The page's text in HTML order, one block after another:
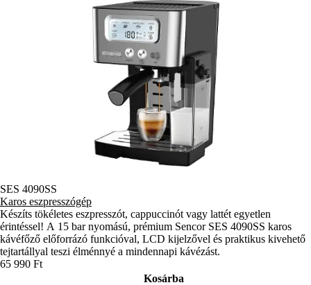
SES 4090SS
Karos eszpresszógép
Készíts tökéletes eszpresszót, cappuccinót vagy lattét egyetlen
érintéssel! A 15 bar nyomású, prémium Sencor SES 4090SS karos
kávéfőző előforrázó funkcióval, LCD kijelzővel és praktikus kivehető
tejtartállyal teszi élménnyé a mindennapi kávézást.
65 990 Ft
Kosárba